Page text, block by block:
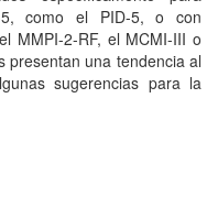
5, como el PID-5, o con
MMPI-2-RF, el MCMI-III o
presentan una tendencia al
sugerencias para la